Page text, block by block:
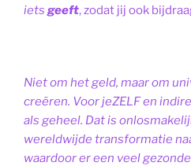
iets geeft, zodat jij ook
Niet om het geld, maar om
creëren. Voor jeZELF en
als geheel. Dat is
wereldwijde transformatie
waardoor er een veel